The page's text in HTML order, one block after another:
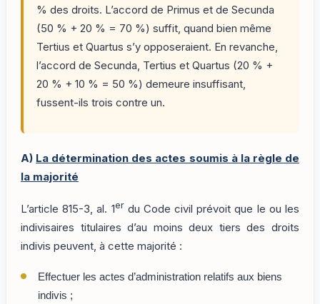
% des droits. L’accord de Primus et de Secunda
(50 % + 20 % = 70 %) suffit, quand bien même
Tertius et Quartus s’y opposeraient. En revanche,
l’accord de Secunda, Tertius et Quartus (20 % +
20 % + 10 % = 50 %) demeure insuffisant,
fussent-ils trois contre un.
A) La détermination des actes soumis à la règle de
la majorité
L’article 815-3, al. 1er du Code civil prévoit que le ou les
indivisaires titulaires d’au moins deux tiers des droits
indivis peuvent, à cette majorité :
Effectuer les actes d’administration relatifs aux biens
indivis ;